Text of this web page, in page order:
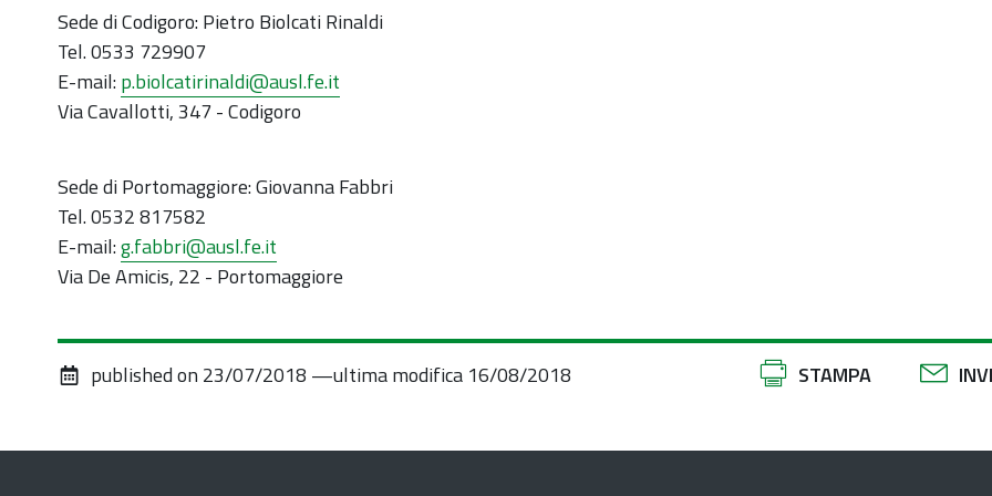
Sede di Codigoro: Pietro Biolcati Rinaldi
Tel. 0533 729907
E-mail:p.biolcatirinaldi@ausl.fe.it
Via Cavallotti, 347 - Codigoro
Sede di Portomaggiore: Giovanna Fabbri
Tel. 0532 817582
E-mail:g.fabbri@ausl.fe.it
Via De Amicis, 22 - Portomaggiore
Azioni
STAMPA
published on 23/07/2018 —ultima modifica 16/08/2018